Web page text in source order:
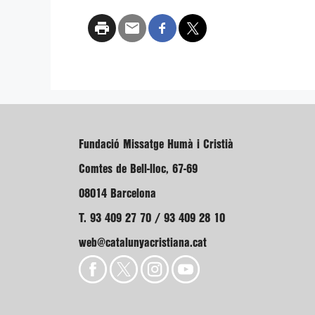
Fundació Missatge Humà i Cristià
Comtes de Bell-lloc, 67-69
08014 Barcelona
T. 93 409 27 70 / 93 409 28 10
web@catalunyacristiana.cat